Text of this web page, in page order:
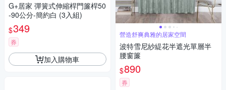
G+居家 彈簧式伸縮桿門簾桿50
-90公分-簡約白 (3入組)
$349
券
加入購物車
營造舒爽典雅的居家空間
波特雪尼紗緹花半遮光單層半
腰窗簾
$890
券